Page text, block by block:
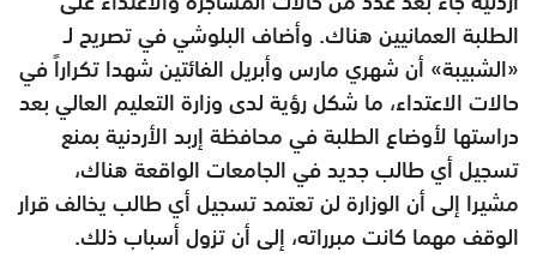
الطلبة العمانيين هناك. وأضاف البلوشي في تصريح لـ
«الشبيبة» أن شهري مارس وأبريل الفائتين شهدا تكراراً في
حالات الاعتداء، ما شكل رؤية لدى وزارة التعليم العالي بعد
دراستها لأوضاع الطلبة في محافظة إربد الأردنية بمنع
تسجيل أي طالب جديد في الجامعات الواقعة هناك،
مشيرا إلى أن الوزارة لن تعتمد تسجيل أي طالب يخالف قرار
الوقف مهما كانت مبرراته، إلى أن تزول أسباب ذلك.